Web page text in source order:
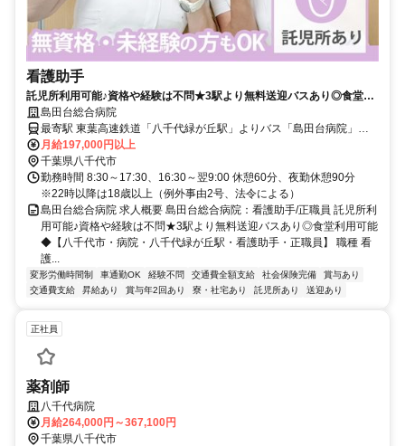
看護助手
託児所利用可能♪資格や経験は不問★3駅より無料送迎バスあり◎食堂利
用可能◆【八千代市・病院・八千代緑が丘駅・看護助手・正職員】
島田台総合病院
最寄駅 東葉高速鉄道「八千代緑が丘駅」よりバス「島田台病院」下
車徒歩2分
月給197,000円以上
千葉県八千代市
勤務時間 8:30～17:30、16:30～翌9:00 休憩60分、夜勤休憩90分
※22時以降は18歳以上（例外事由2号、法令による）
島田台総合病院 求人概要 島田台総合病院：看護助手/正職員 託児所利
用可能♪資格や経験は不問★3駅より無料送迎バスあり◎食堂利用可能
◆【八千代市・病院・八千代緑が丘駅・看護助手・正職員】 職種 看
護...
変形労働時間制 車通勤OK 経験不問 交通費全額支給 社会保険完備
賞与あり
交通費支給
昇給あり 賞与年2回あり 寮・社宅あり 託児所あり 送迎あり
正社員
薬剤師
八千代病院
月給264,000円～367,100円
千葉県八千代市